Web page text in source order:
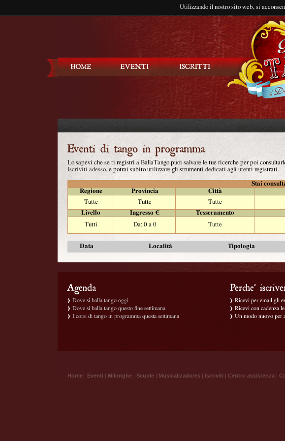
Utilizzando il nostro sito web, si
Lo sapevi che se ti registri a BallaTango puoi salvare le tue ricerche per poi
Iscriviti adesso, e potrai subito utilizzare gli strumenti dedicati agli utenti registrati.
Stai
Regione
Provincia Città
Tutte
Tutte Tutte
Livello
Ingresso €
Tesseramento
Tutti
Da: 0 a 0 Tutte
Data Località Tipologia
Dove si balla tango oggi
Dove si balla tango questo fine settimana
I corsi di tango in programma questa settimana
Ricevi per email gli
Ricevi con cadenza
Un modo nuovo per
Home | Eventi | Milonghe | Scuole | Musicalizadores | Iscriviti | Centro assistenza |